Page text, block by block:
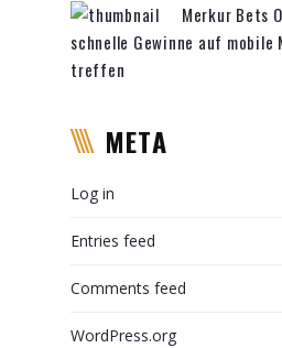
Merkur Bets
schnelle Gewinne auf
treffen
META
Log in
Entries feed
Comments feed
WordPress.org